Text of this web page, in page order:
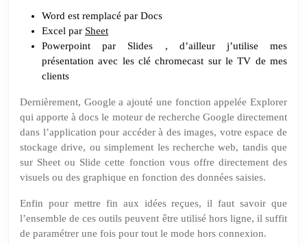
Word est remplacé par Docs
Excel par Sheet
Powerpoint par Slides , d’ailleur j’utilise mes
présentation avec les clé chromecast sur le TV de mes
clients
Dernièrement, Google a ajouté une fonction appelée Explorer
qui apporte à docs le moteur de recherche Google directement
dans l’application pour accéder à des images, votre espace de
stockage drive, ou simplement les recherche web, tandis que
sur Sheet ou Slide cette fonction vous offre directement des
visuels ou des graphique en fonction des données saisies.
Enfin pour mettre fin aux idées reçues, il faut savoir que
l’ensemble de ces outils peuvent être utilisé hors ligne, il suffit
de paramétrer une fois pour tout le mode hors connexion.